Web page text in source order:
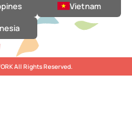
Vietnam
All Rights Reserved.